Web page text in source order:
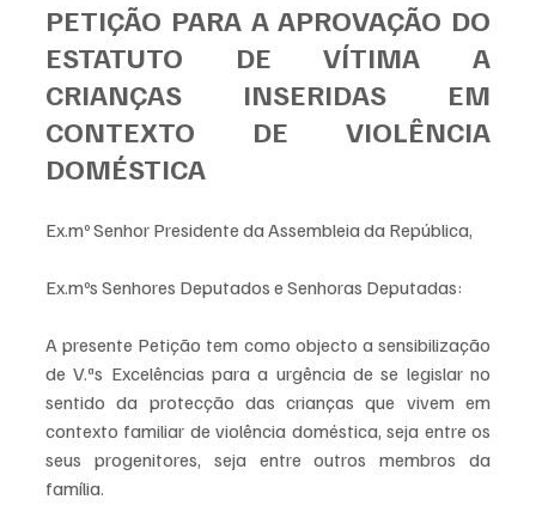
PETIÇÃO PARA A APROVAÇÃO DO
ESTATUTO DE VÍTIMA A
CRIANÇAS INSERIDAS EM
CONTEXTO DE VIOLÊNCIA
DOMÉSTICA
Ex.mº Senhor Presidente da Assembleia da República,
Ex.mºs Senhores Deputados e Senhoras Deputadas:
A presente Petição tem como objecto a sensibilização
de V.ªs Excelências para a urgência de se legislar no
sentido da protecção das crianças que vivem em
contexto familiar de violência doméstica, seja entre os
seus progenitores, seja entre outros membros da
família.